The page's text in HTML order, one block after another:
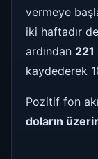
vermeye
iki haftadır
ardından
kaydederek
Pozitif fon
doların